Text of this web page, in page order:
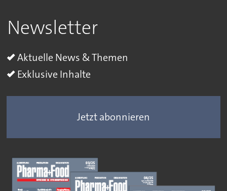
Newsletter
Aktuelle News & Themen
Exklusive Inhalte
Jetzt abonnieren